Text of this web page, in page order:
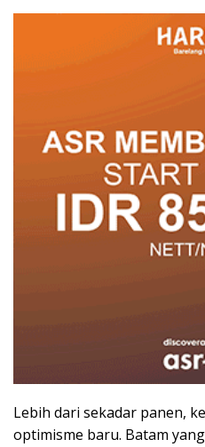
Lebih dari sekadar panen,
optimisme baru. Batam